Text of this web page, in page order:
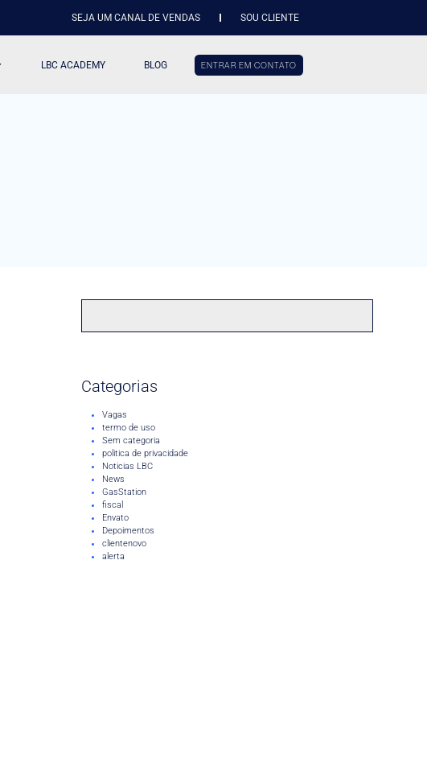
SEJA UM CANAL DE VENDAS SOU CLIENTE
LBC ACADEMY BLOG ENTRAR EM CONTATO
Categorias
Vagas
termo de uso
Sem categoria
politica de privacidade
Noticias LBC
News
GasStation
fiscal
Envato
Depoimentos
clientenovo
alerta